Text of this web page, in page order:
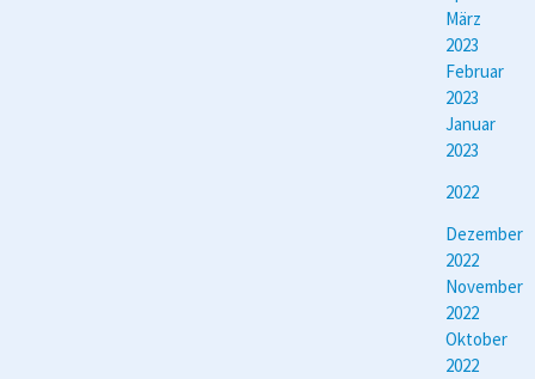
März
2023
Februar
2023
Januar
2023
2022
Dezember
2022
November
2022
Oktober
2022